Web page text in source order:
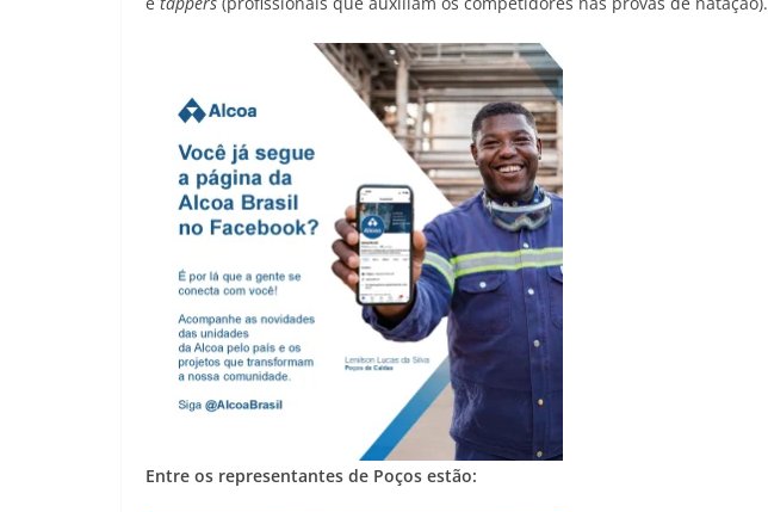
Entre os representantes de Poços estão: